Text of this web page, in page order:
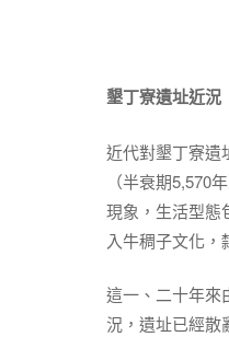
墾丁寮遺址近況
近代對墾丁寮遺
（半衰期5,570
現象，生活型態
入牛稠子文化，
這一、二十年來
況，遺址已經散